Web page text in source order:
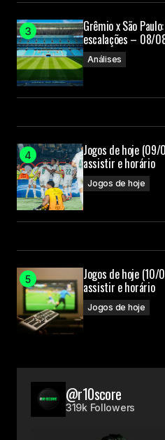
Grêmio x São
escalações – 08/
Análises
Jogos de hoje (09/
assistir e horário
Jogos de hoje
Jogos de hoje (10/
assistir e horário
Jogos de hoje
@r10score
319k Followers